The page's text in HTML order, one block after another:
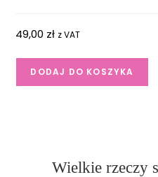
49,00 zł z VAT
DODAJ DO KOSZYKA
Wielkie rzeczy